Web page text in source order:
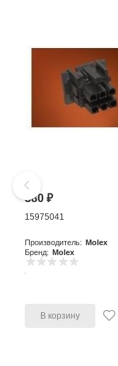
380₽
15975041
Производитель:
Molex
Бренд:
Molex
В корзину